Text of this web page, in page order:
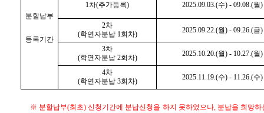
분할납부
등록기간
1차(추가등록) 2025.09.03.(수) - 09.08.(월)
2차
(학연자분납 1회차)
2025.09.22.(월) - 09.26.(금)
3차
(학연자분납 2회차)
2025.10.20.(월) - 10.27.(월)
4차
(학연자분납 3회차)
2025.11.19.(수) - 11.26.(수)
※ 분할납부(최초) 신청기간에 분납신청을 하지 못하였으나, 분납을 희망하